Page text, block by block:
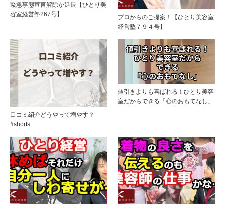
緊急事態宣言解除か延長【ひとり美
容室経営塾267号】
プロからのご提案！【ひとり美容室
経営塾７９４号】
口コミ紹介どうやって増やす？
#shorts
値引きよりも喜ばれる！ひとり美容
室だからできる「心のおもてなし」